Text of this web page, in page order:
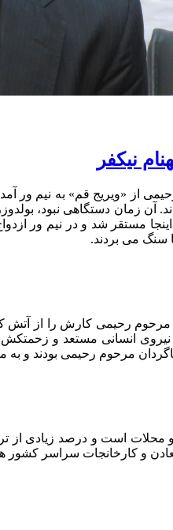
نیکفر
سنگ است. از سال 1320 مرحوم قنبر
زمان دستگاهی نبود،
مستقر شد و در نیم ور
سنگ می بردند.
رحیمی کارش را از آتش
انسانی مستعد و
مرحوم رحیمی بودند و به
و محلات است و درصد زیادی
و کارخانجات سراسر کشور